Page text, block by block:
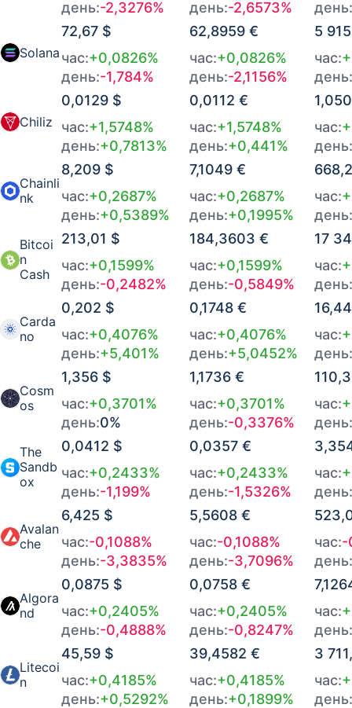
день:-2,3276% день:-2,6573% день:
Solana
72,67 $
час:+0,0826%
день:-1,784%
62,8959 €
час:+0,0826%
день:-2,1156%
5
час:
день:
Chiliz
0,0129 $
час:+1,5748%
день:+0,7813%
0,0112 €
час:+1,5748%
день:+0,441%
час:
день:
Chainli
nk
8,209 $
час:+0,2687%
день:+0,5389%
7,1049 €
час:+0,2687%
день:+0,1995%
час:
день:
Bitcoi
n
Cash
213,01 $
час:+0,1599%
день:-0,2482%
184,3603 €
час:+0,1599%
день:-0,5849%
17
час:
день:
Carda
no
0,202 $
час:+0,4076%
день:+5,401%
0,1748 €
час:+0,4076%
день:+5,0452%
час:
день:
Cosm
os
1,356 $
час:+0,3701%
день:0%
1,1736 €
час:+0,3701%
день:-0,3376%
час:
день:
The
Sandb
ox
0,0412 $
час:+0,2433%
день:-1,199%
0,0357 €
час:+0,2433%
день:-1,5326%
час:
день:
Avalan
che
6,425 $
час:-0,1088%
день:-3,3835%
5,5608 €
час:-0,1088%
день:-3,7096%
час:-
день:
Algora
nd
0,0875 $
час:+0,2405%
день:-0,4888%
0,0758 €
час:+0,2405%
день:-0,8247%
час:
день:
Litecoi
n
45,59 $
час:+0,4185%
день:+0,5292%
39,4582 €
час:+0,4185%
день:+0,1899%
3
час:
день: